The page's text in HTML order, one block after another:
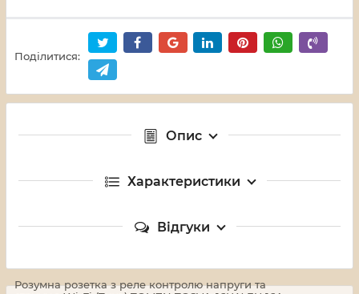
Поділитися:
Опис
Характеристики
Відгуки
Розумна розетка з реле контролю напруги та